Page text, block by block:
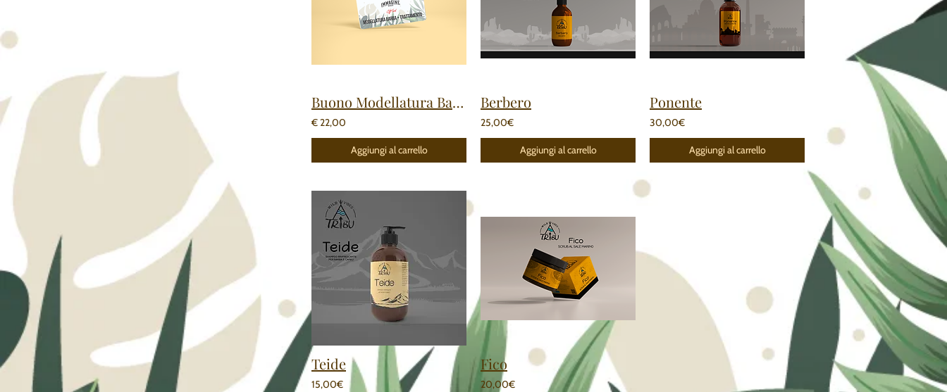
Buono Modellatura Barba + Trattamento
€ 22,00
Aggiungi al carrello
Berbero
25,00€
Aggiungi al carrello
Ponente
30,00€
Aggiungi al carrello
Teide
15,00€
Fico
20,00€